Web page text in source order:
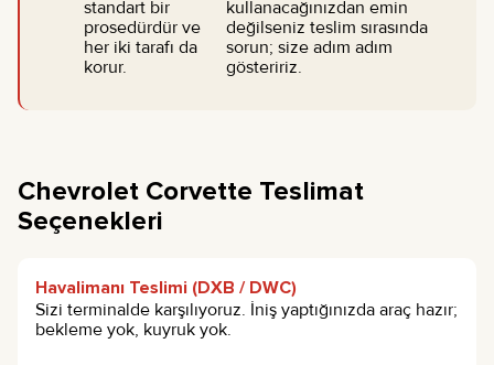
standart bir
prosedürdür ve
her iki tarafı da
korur.
kullanacağınızdan emin
değilseniz teslim sırasında
sorun; size adım adım
gösteririz.
Chevrolet Corvette Teslimat
Seçenekleri
Havalimanı Teslimi (DXB / DWC)
Sizi terminalde karşılıyoruz. İniş yaptığınızda araç hazır;
bekleme yok, kuyruk yok.